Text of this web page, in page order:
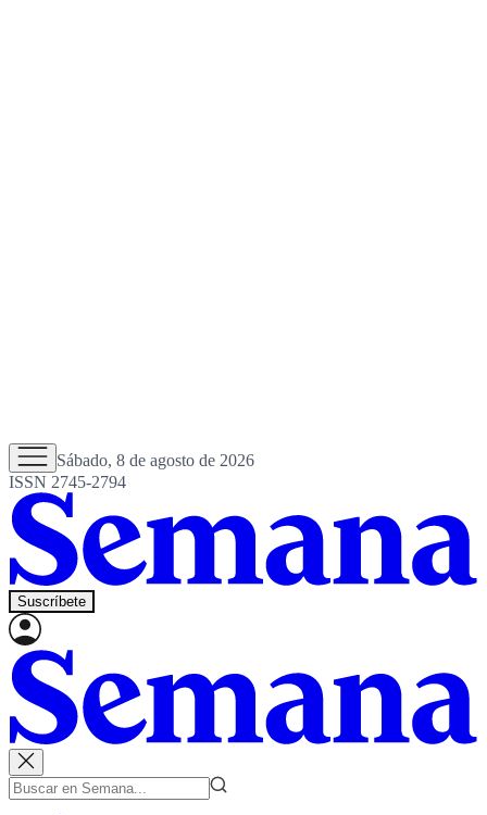
Sábado, 8 de agosto de 2026
ISSN 2745-2794
Suscríbete